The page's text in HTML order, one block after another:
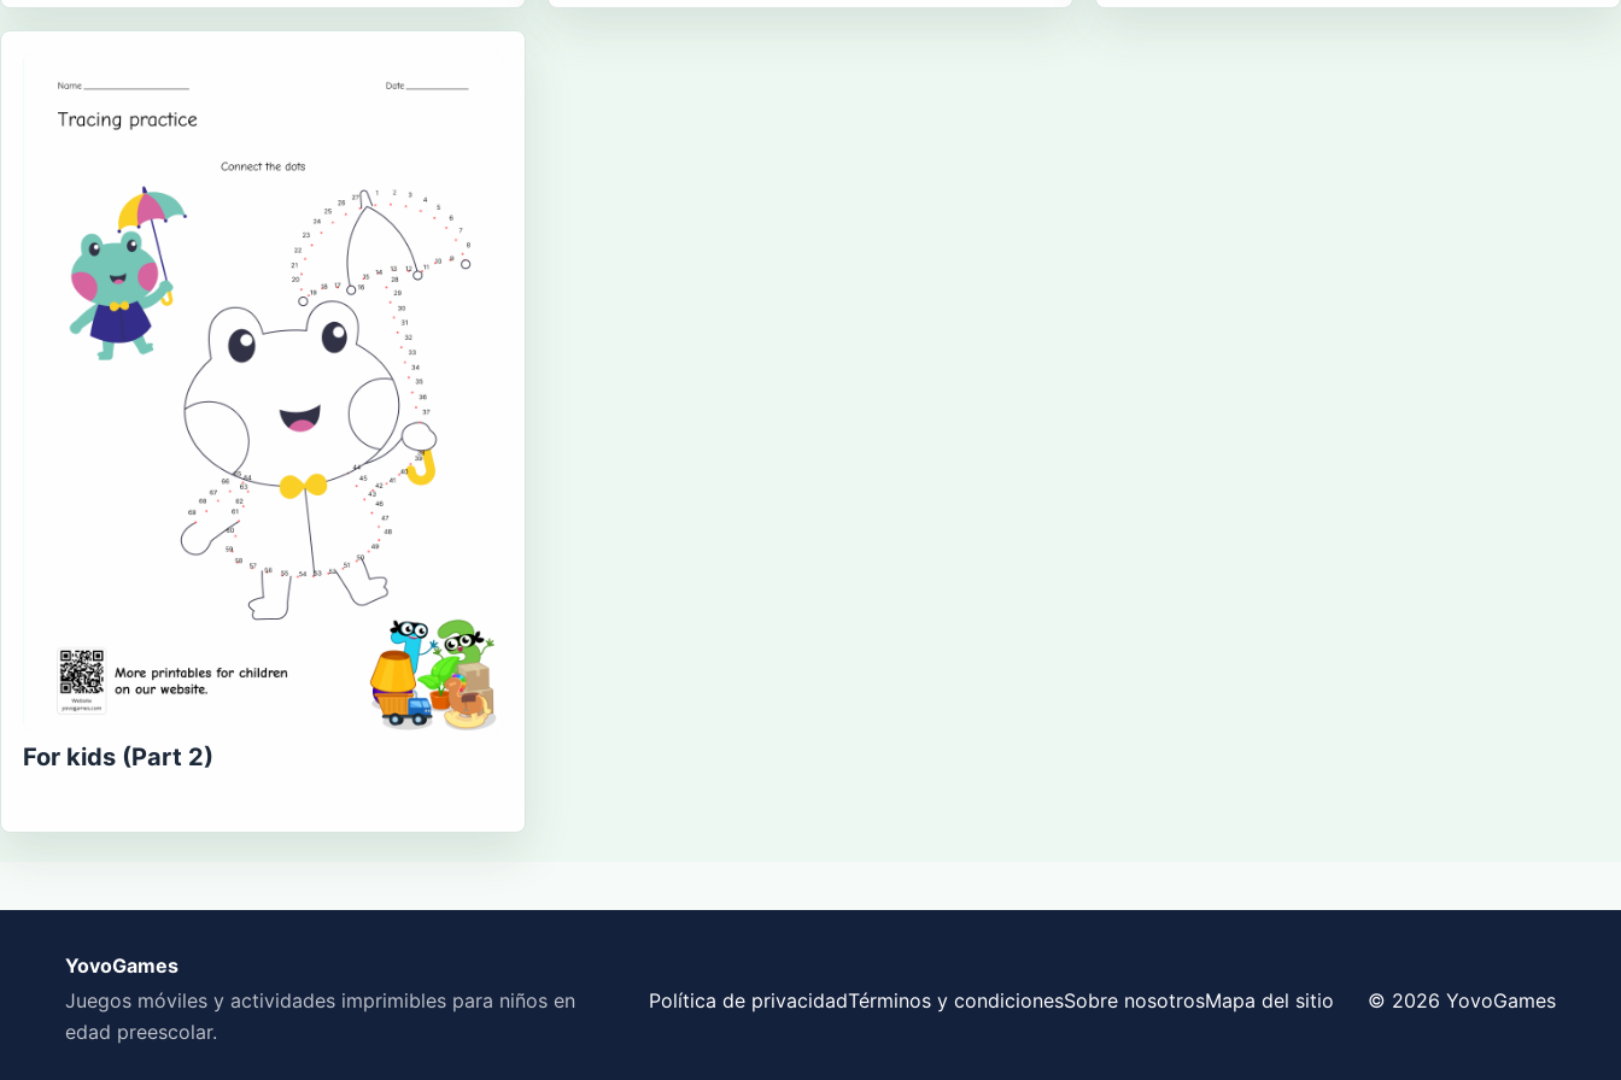
For kids (Part 2)
YovoGames
Juegos móviles y actividades imprimibles para niños en
edad preescolar.
Política de privacidadTérminos y condicionesSobre nosotrosMapa del sitio © 2026 YovoGames